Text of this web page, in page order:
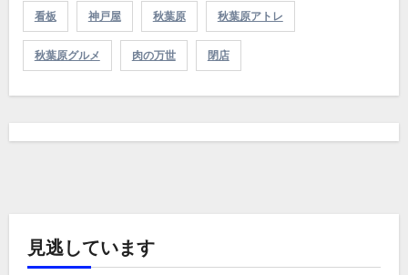
看板 神戸屋 秋葉原 秋葉原アトレ
秋葉原グルメ 肉の万世 閉店
見逃しています